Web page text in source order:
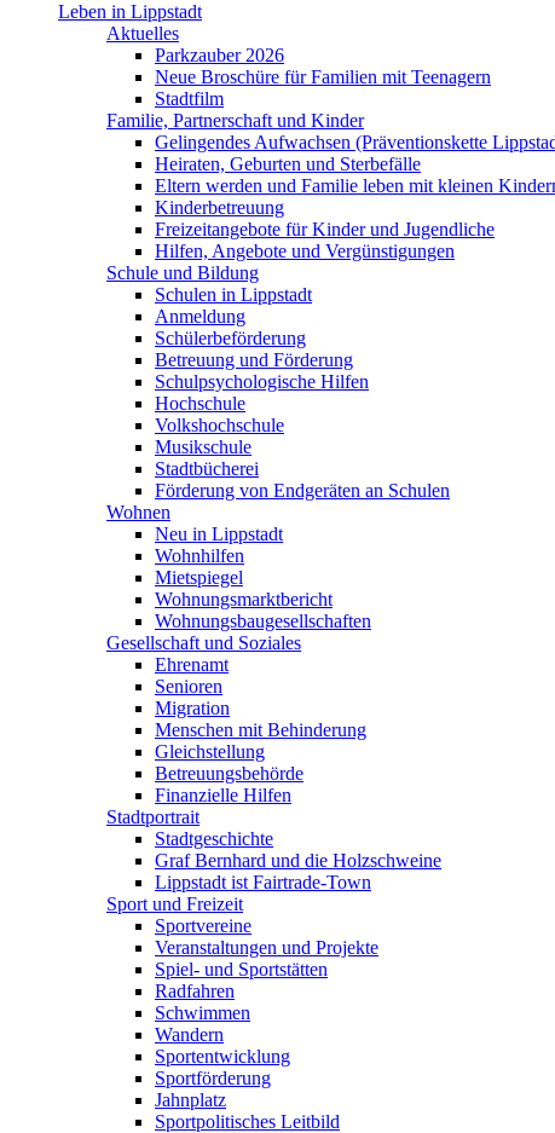
Leben in Lippstadt
Aktuelles
Parkzauber 2026
Neue Broschüre für Familien mit Teenagern
Stadtfilm
Familie, Partnerschaft und Kinder
Gelingendes Aufwachsen (Präventionskette
Heiraten, Geburten und Sterbefälle
Eltern werden und Familie leben mit kleinen
Kinderbetreuung
Freizeitangebote für Kinder und Jugendliche
Hilfen, Angebote und Vergünstigungen
Schule und Bildung
Schulen in Lippstadt
Anmeldung
Schülerbeförderung
Betreuung und Förderung
Schulpsychologische Hilfen
Hochschule
Volkshochschule
Musikschule
Stadtbücherei
Förderung von Endgeräten an Schulen
Wohnen
Neu in Lippstadt
Wohnhilfen
Mietspiegel
Wohnungsmarktbericht
Wohnungsbaugesellschaften
Gesellschaft und Soziales
Ehrenamt
Senioren
Migration
Menschen mit Behinderung
Gleichstellung
Betreuungsbehörde
Finanzielle Hilfen
Stadtportrait
Stadtgeschichte
Graf Bernhard und die Holzschweine
Lippstadt ist Fairtrade-Town
Sport und Freizeit
Sportvereine
Veranstaltungen und Projekte
Spiel- und Sportstätten
Radfahren
Schwimmen
Wandern
Sportentwicklung
Sportförderung
Jahnplatz
Sportpolitisches Leitbild